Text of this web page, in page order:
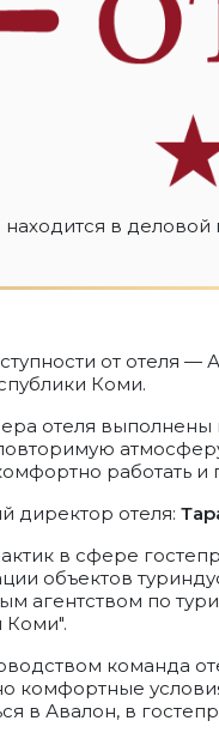
в
от отеля —
Коми.
отеля выполнены
работать и
директор отеля:
в сфере
объектов
агентством по
Коми".
команда
комфортные
в Авалон, в